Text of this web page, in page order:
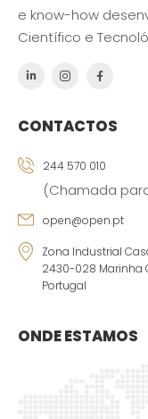
e know-how
Científico e
CONTACTOS
244 570 010
(Chamada
open@open.pt
Zona Industrial
2430-028 Marinha
Portugal
ONDE ESTAMOS